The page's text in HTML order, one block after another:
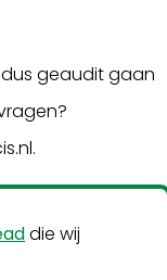
dus geaudit gaan
die wij